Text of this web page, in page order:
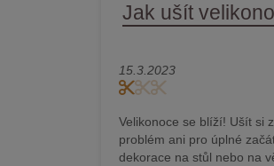
Jak ušít
15.3.2023
Velikonoce se blíží! Ušít si
problém ani pro úplné
dekorace na stůl nebo na